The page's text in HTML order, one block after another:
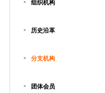
• 组织机构
• 历史沿革
• 分支机构
• 团体会员